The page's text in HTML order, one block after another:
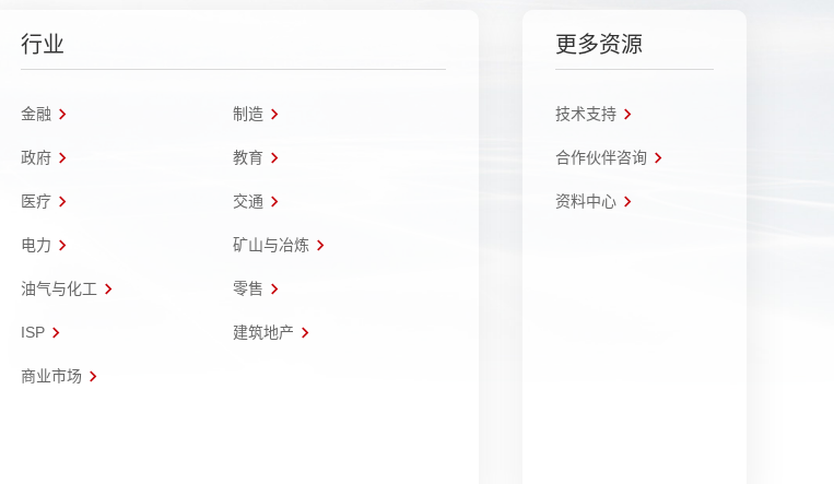
行业
金融 制造
政府 教育
医疗 交通
电力 矿山与冶炼
油气与化工 零售
ISP 建筑地产
商业市场
更多资源
技术支持
合作伙伴咨询
资料中心